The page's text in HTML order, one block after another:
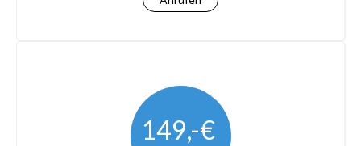
149,-€